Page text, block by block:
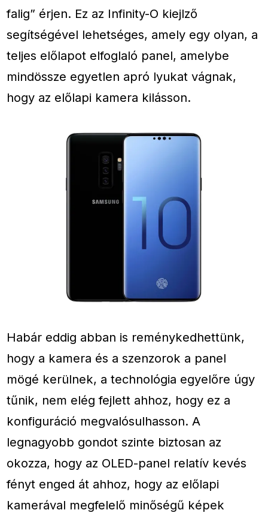
falig” érjen. Ez az Infinity-O kiejlző
segítségével lehetséges, amely egy olyan, a
teljes előlapot elfoglaló panel, amelybe
mindössze egyetlen apró lyukat vágnak,
hogy az előlapi kamera kilásson.
Habár eddig abban is reménykedhettünk,
hogy a kamera és a szenzorok a panel
mögé kerülnek, a technológia egyelőre úgy
tűnik, nem elég fejlett ahhoz, hogy ez a
konfiguráció megvalósulhasson. A
legnagyobb gondot szinte biztosan az
okozza, hogy az OLED-panel relatív kevés
fényt enged át ahhoz, hogy az előlapi
kamerával megfelelő minőségű képek